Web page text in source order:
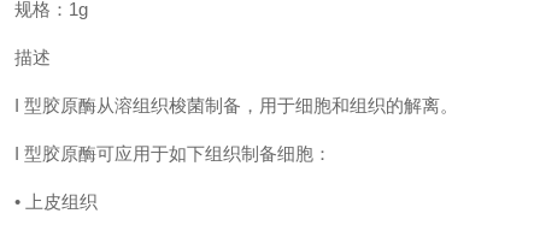
规格： 1g
描述
I 型胶原酶从溶组织梭菌制备，用于细胞和组织的解离。
I 型胶原酶可应用于如下组织制备细胞：
• 上皮组织